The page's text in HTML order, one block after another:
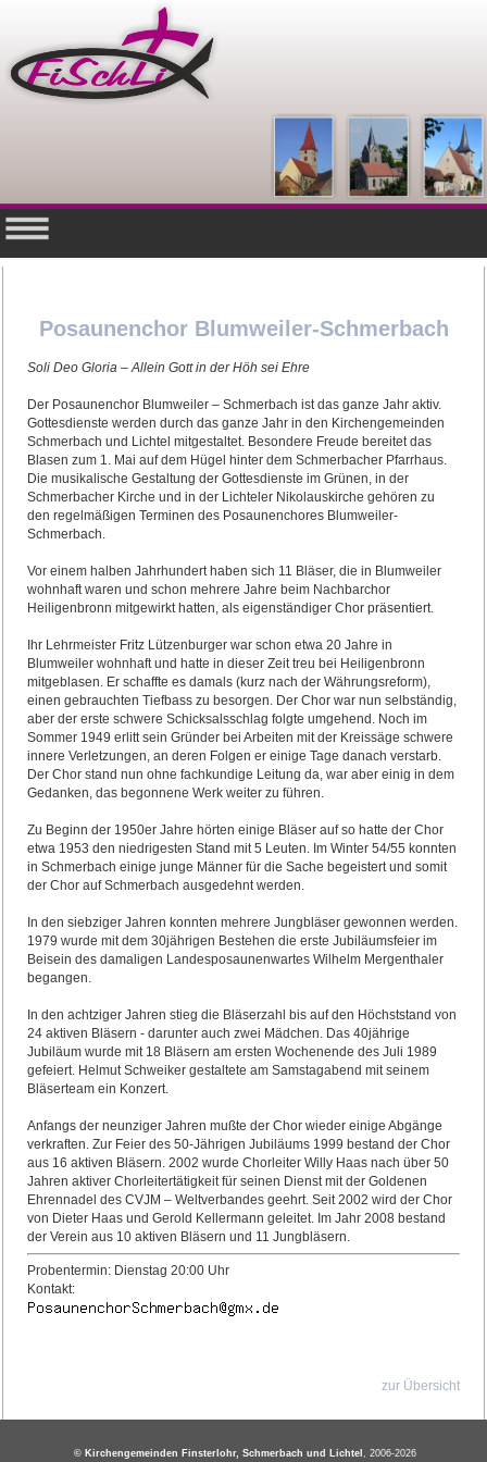
Posaunenchor Blumweiler-Schmerbach
Soli Deo Gloria – Allein Gott in der Höh sei Ehre
Der Posaunenchor Blumweiler – Schmerbach ist das ganze Jahr aktiv.
Gottesdienste werden durch das ganze Jahr in den Kirchengemeinden
Schmerbach und Lichtel mitgestaltet. Besondere Freude bereitet das
Blasen zum 1. Mai auf dem Hügel hinter dem Schmerbacher Pfarrhaus.
Die musikalische Gestaltung der Gottesdienste im Grünen, in der
Schmerbacher Kirche und in der Lichteler Nikolauskirche gehören zu
den regelmäßigen Terminen des Posaunenchores Blumweiler-
Schmerbach.
Vor einem halben Jahrhundert haben sich 11 Bläser, die in Blumweiler
wohnhaft waren und schon mehrere Jahre beim Nachbarchor
Heiligenbronn mitgewirkt hatten, als eigenständiger Chor präsentiert.
Ihr Lehrmeister Fritz Lützenburger war schon etwa 20 Jahre in
Blumweiler wohnhaft und hatte in dieser Zeit treu bei Heiligenbronn
mitgeblasen. Er schaffte es damals (kurz nach der Währungsreform),
einen gebrauchten Tiefbass zu besorgen. Der Chor war nun selbständig,
aber der erste schwere Schicksalsschlag folgte umgehend. Noch im
Sommer 1949 erlitt sein Gründer bei Arbeiten mit der Kreissäge schwere
innere Verletzungen, an deren Folgen er einige Tage danach verstarb.
Der Chor stand nun ohne fachkundige Leitung da, war aber einig in dem
Gedanken, das begonnene Werk weiter zu führen.
Zu Beginn der 1950er Jahre hörten einige Bläser auf so hatte der Chor
etwa 1953 den niedrigesten Stand mit 5 Leuten. Im Winter 54/55 konnten
in Schmerbach einige junge Männer für die Sache begeistert und somit
der Chor auf Schmerbach ausgedehnt werden.
In den siebziger Jahren konnten mehrere Jungbläser gewonnen werden.
1979 wurde mit dem 30jährigen Bestehen die erste Jubiläumsfeier im
Beisein des damaligen Landesposaunenwartes Wilhelm Mergenthaler
begangen.
In den achtziger Jahren stieg die Bläserzahl bis auf den Höchststand von
24 aktiven Bläsern - darunter auch zwei Mädchen. Das 40jährige
Jubiläum wurde mit 18 Bläsern am ersten Wochenende des Juli 1989
gefeiert. Helmut Schweiker gestaltete am Samstagabend mit seinem
Bläserteam ein Konzert.
Anfangs der neunziger Jahren mußte der Chor wieder einige Abgänge
verkraften. Zur Feier des 50-Jährigen Jubiläums 1999 bestand der Chor
aus 16 aktiven Bläsern. 2002 wurde Chorleiter Willy Haas nach über 50
Jahren aktiver Chorleitertätigkeit für seinen Dienst mit der Goldenen
Ehrennadel des CVJM – Weltverbandes geehrt. Seit 2002 wird der Chor
von Dieter Haas und Gerold Kellermann geleitet. Im Jahr 2008 bestand
der Verein aus 10 aktiven Bläsern und 11 Jungbläsern.
Probentermin: Dienstag 20:00 Uhr
Kontakt:
zur Übersicht
© Kirchengemeinden Finsterlohr, Schmerbach und Lichtel , 2006-2026